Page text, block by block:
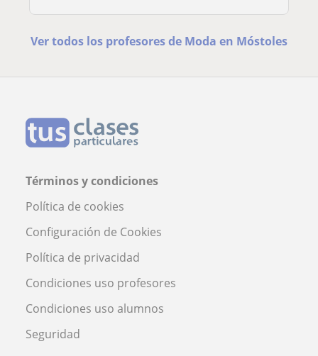
Ver todos los profesores de Moda en Móstoles
Términos y condiciones
Política de cookies
Configuración de Cookies
Política de privacidad
Condiciones uso profesores
Condiciones uso alumnos
Seguridad